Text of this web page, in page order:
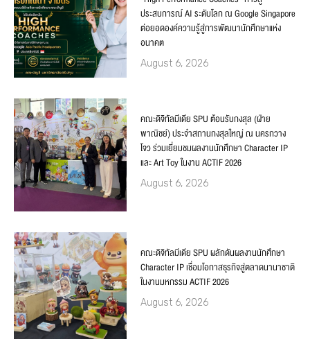
ประสบการณ์ AI ระดับโลก ณ Google Singapore
ต่อยอดองค์ความรู้สู่การพัฒนานักศึกษาแห่ง
อนาคต
August 6, 2026
คณะดิจิทัลมีเดีย SPU ต้อนรับกงสุล (ฝ่าย
พาณิชย์) ประจำสถานกงสุลใหญ่ ณ นครกวาง
โจว ร่วมเยี่ยมชมผลงานนักศึกษา Character IP
และ Art Toy ในงาน ACTIF 2026
August 6, 2026
คณะดิจิทัลมีเดีย SPU ผลักดันผลงานนักศึกษา
Character IP เชื่อมโอกาสธุรกิจสู่ตลาดนานาชาติ
ในงานมหกรรม ACTIF 2026
August 6, 2026